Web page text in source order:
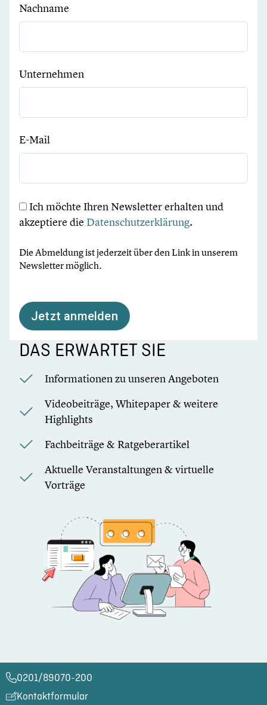
Nachname
Unternehmen
E-Mail
Ich möchte Ihren Newsletter erhalten und
akzeptiere die Datenschutzerklärung.
Die Abmeldung ist jederzeit über den Link in unserem
Newsletter möglich.
Jetzt anmelden
DAS ERWARTET SIE
Informationen zu unseren Angeboten
Videobeiträge, Whitepaper & weitere
Highlights
Fachbeiträge & Ratgeberartikel
Aktuelle Veranstaltungen & virtuelle
Vorträge
0201/89070-200​
Kontaktformular